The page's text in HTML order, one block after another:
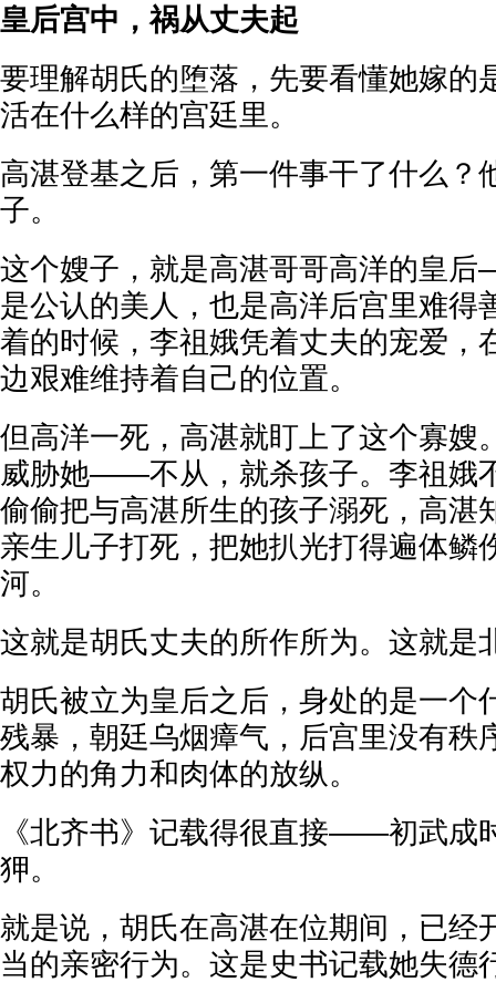
皇后宫中，祸从丈夫起
要理解胡氏的堕落，先要看懂她嫁的
活在什么样的宫廷里。
高湛登基之后，第一件事干了什么？
子。
这个嫂子，就是高湛哥哥高洋的皇
是公认的美人，也是高洋后宫里难得
着的时候，李祖娥凭着丈夫的宠爱，
边艰难维持着自己的位置。
但高洋一死，高湛就盯上了这个寡嫂
威胁她——不从，就杀孩子。李祖娥
偷偷把与高湛所生的孩子溺死，高湛
亲生儿子打死，把她扒光打得遍体鳞
河。
这就是胡氏丈夫的所作所为。这就是
胡氏被立为皇后之后，身处的是一个
残暴，朝廷乌烟瘴气，后宫里没有秩
权力的角力和肉体的放纵。
《北齐书》记载得很直接——初武成
狎。
就是说，胡氏在高湛在位期间，已经
当的亲密行为。这是史书记载她失德